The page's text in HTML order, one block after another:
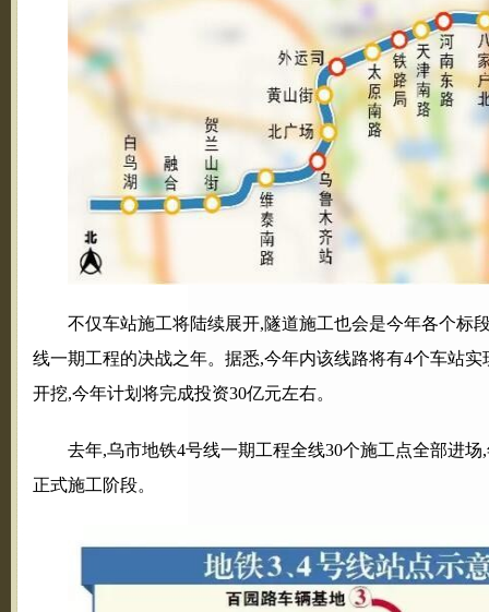
不仅车站施工将陆续展开,隧道施工也会是今年各个标
线一期工程的决战之年。据悉,今年内该线路将有4个车站
开挖,今年计划将完成投资30亿元左右。
去年,乌市地铁4号线一期工程全线30个施工点全部进
正式施工阶段。